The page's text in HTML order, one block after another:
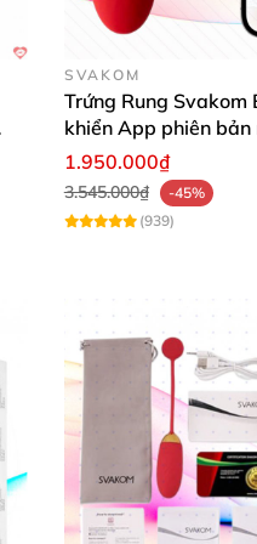
SVAKOM
Trứng Rung Svakom
khiển App phiên bản
1.950.000₫
3.545.000₫
-45%
(939)